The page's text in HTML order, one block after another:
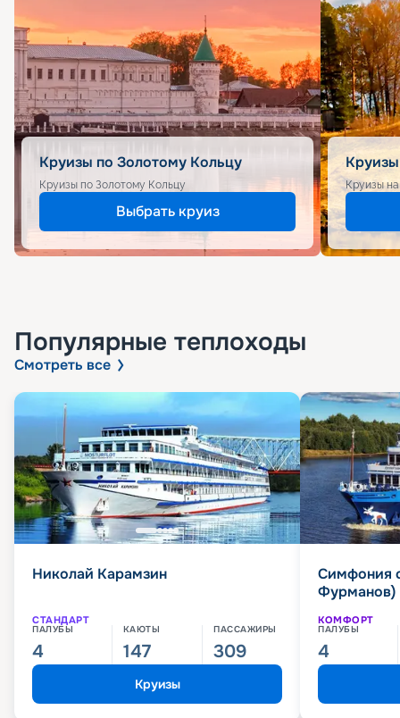
Круизы по Золотому Кольцу
Круизы по Золотому Кольцу
Выбрать круиз
Круизы
Популярные теплоходы
Смотреть все
Николай Карамзин
СТАНДАРТ
ПАЛУБЫ
4
КАЮТЫ
147
ПАССАЖИРЫ
309
Круизы
Симфония
Фурманов)
КОМФОРТ
ПАЛУБЫ
4